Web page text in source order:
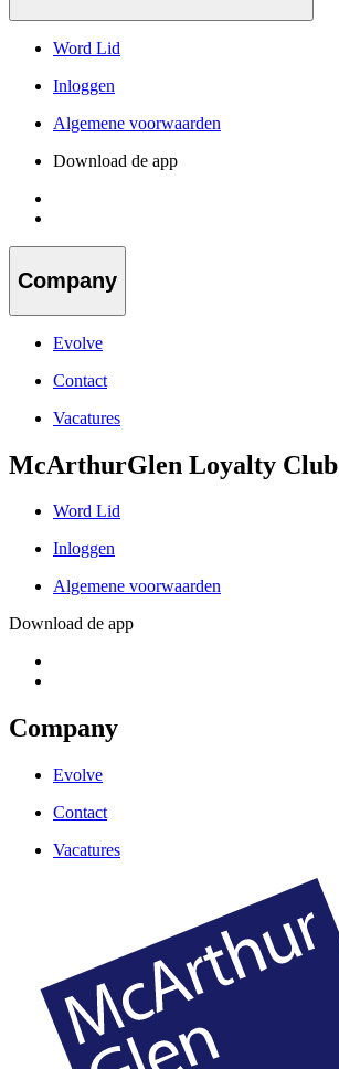
Word Lid
Inloggen
Algemene voorwaarden
Download de app
Company
Evolve
Contact
Vacatures
McArthurGlen Loyalty Club
Word Lid
Inloggen
Algemene voorwaarden
Download de app
Company
Evolve
Contact
Vacatures